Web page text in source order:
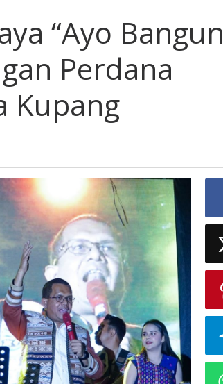
“Ayo Bangun
Perdana
Kupang